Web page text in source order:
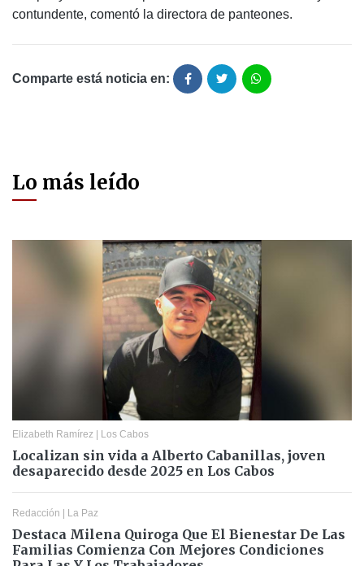
contundente, comentó la directora de panteones.
Comparte está noticia en:
Lo más leído
Elizabeth Ramírez | Los Cabos
Localizan sin vida a Alberto Cabanillas, joven
desaparecido desde 2025 en Los Cabos
Redacción | La Paz
Destaca Milena Quiroga Que El Bienestar De Las
Familias Comienza Con Mejores Condiciones